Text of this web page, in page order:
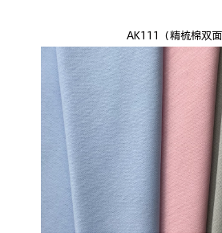
AK111（精梳棉双面